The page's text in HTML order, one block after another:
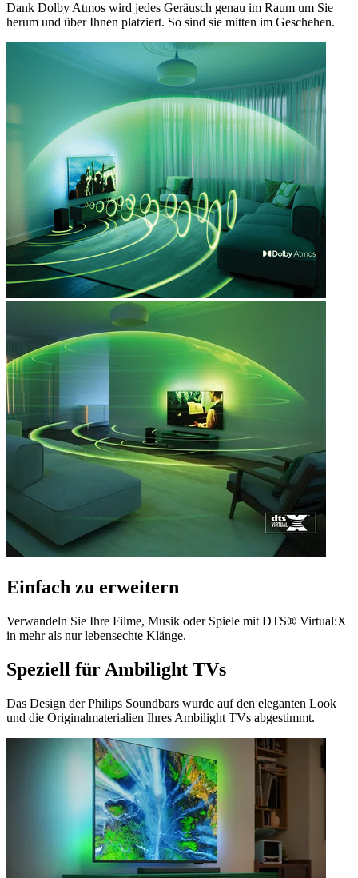
Dank Dolby Atmos wird jedes Geräusch genau im Raum um Sie
herum und über Ihnen platziert. So sind sie mitten im Geschehen.
Einfach zu erweitern
Verwandeln Sie Ihre Filme, Musik oder Spiele mit DTS® Virtual:X
in mehr als nur lebensechte Klänge.
Speziell für Ambilight TVs
Das Design der Philips Soundbars wurde auf den eleganten Look
und die Originalmaterialien Ihres Ambilight TVs abgestimmt.